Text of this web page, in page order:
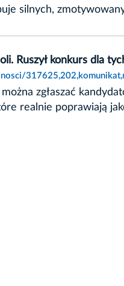
silnych,
Ruszył konkurs dla
zgłaszać
realnie poprawiają